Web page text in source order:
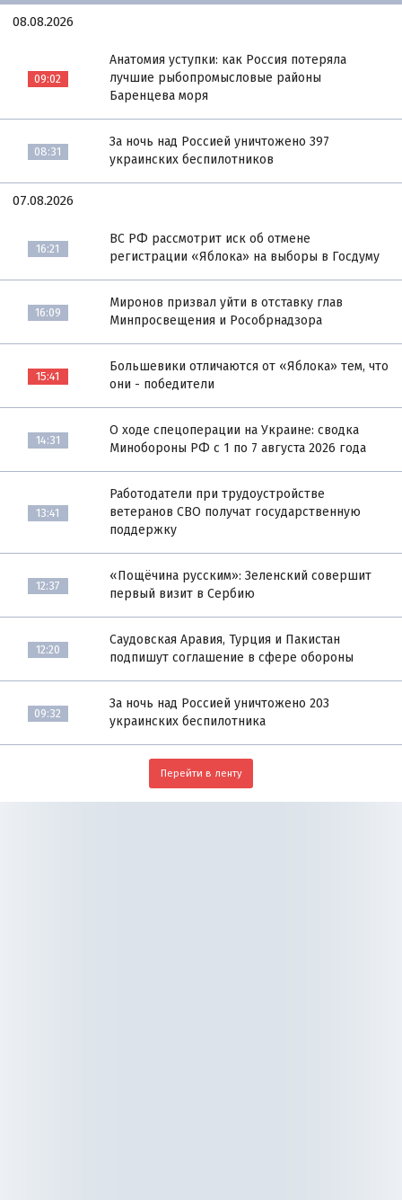
08.08.2026
09:02
Анатомия уступки: как Россия потеряла
лучшие рыбопромысловые районы
Баренцева моря
08:31
За ночь над Россией уничтожено 397
украинских беспилотников
07.08.2026
16:21
ВС РФ рассмотрит иск об отмене
регистрации «Яблока» на выборы в Госдуму
16:09
Миронов призвал уйти в отставку глав
Минпросвещения и Рособрнадзора
15:41
Большевики отличаются от «Яблока» тем, что
они - победители
14:31
О ходе спецоперации на Украине: сводка
Минобороны РФ с 1 по 7 августа 2026 года
13:41
Работодатели при трудоустройстве
ветеранов СВО получат государственную
поддержку
12:37
«Пощёчина русским»: Зеленский совершит
первый визит в Сербию
12:20
Саудовская Аравия, Турция и Пакистан
подпишут соглашение в сфере обороны
09:32
За ночь над Россией уничтожено 203
украинских беспилотника
Перейти в ленту